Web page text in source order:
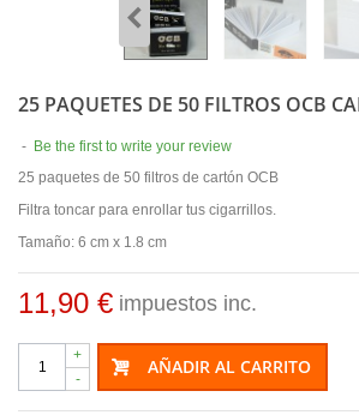
25 PAQUETES DE 50 FILTROS OCB
- Be the first to write your review
25 paquetes de 50 filtros de cartón OCB
Filtra toncar para enrollar tus cigarrillos.
Tamaño: 6 cm x 1.8 cm
11,90 € impuestos inc.
-
+ AÑADIR AL CARRITO